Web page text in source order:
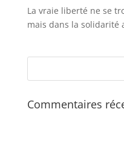
La vraie liberté ne se
mais dans la solidarité
Commentaires